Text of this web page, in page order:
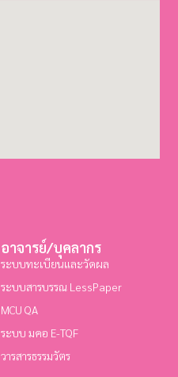
อาจารย์/บุคลากร
ระบบทะเบียนและวัดผล
ระบบสารบรรณ LessPaper
MCU QA
ระบบ มคอ E-TQF
วารสารธรรมวัตร